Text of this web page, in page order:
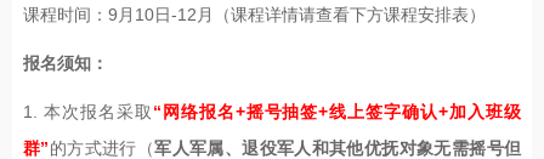
课程时间：9月10日-12月（课程详情请查看下方课程安排表）
报名须知：
1. 本次报名采取 “网络报名+摇号抽签+线上签字确认+加入班级
群”的方式进行（军人军属、退役军人和其他优抚对象无需摇号但